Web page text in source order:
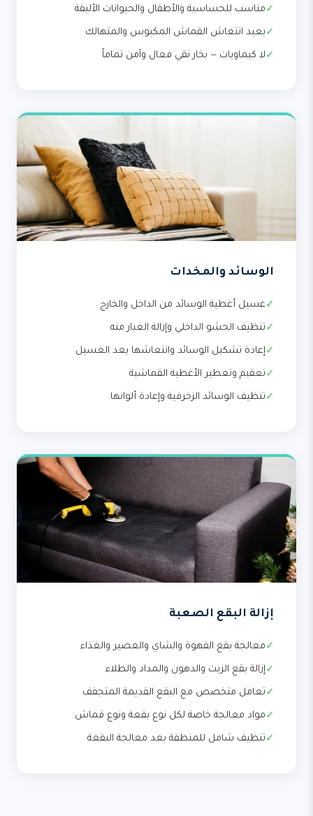
مناسب للحساسية والأطفال والحيوانات الأليفة
يعيد انتعاش القماش المكبوس والمتهالك
لا كيماويات — بخار نقي فعال وآمن تماماً
الوسائد والمخدات
غسيل أغطية الوسائد من الداخل والخارج
تنظيف الحشو الداخلي وإزالة الغبار منه
إعادة تشكيل الوسائد وانتعاشها بعد الغسيل
تعقيم وتعطير الأغطية القماشية
تنظيف الوسائد الزخرفية وإعادة ألوانها
إزالة البقع الصعبة
معالجة بقع القهوة والشاي والعصير والغذاء
إزالة بقع الزيت والدهون والمداد والطلاء
تعامل متخصص مع البقع القديمة المتجفف
مواد معالجة خاصة لكل نوع بقعة ونوع قماش
تنظيف شامل للمنطقة بعد معالجة البقعة